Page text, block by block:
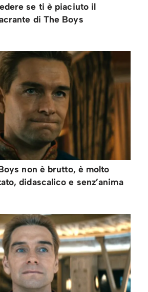
se ti è piaciuto il
di The Boys
non è brutto, è molto
didascalico e senz’anima